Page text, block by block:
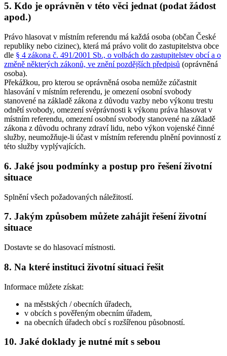
5. Kdo je oprávněn v této věci jednat (podat žádost
apod.)
Právo hlasovat v místním referendu má každá osoba (občan České
republiky nebo cizinec), která má právo volit do zastupitelstva obce
dle § 4 zákona č. 491/2001 Sb., o volbách do zastupitelstev obcí a o
změně některých zákonů, ve znění pozdějších předpisů (oprávněná
osoba).
Překážkou, pro kterou se oprávněná osoba nemůže zúčastnit
hlasování v místním referendu, je omezení osobní svobody
stanovené na základě zákona z důvodu vazby nebo výkonu trestu
odnětí svobody, omezení svéprávnosti k výkonu práva hlasovat v
místním referendu, omezení osobní svobody stanovené na základě
zákona z důvodu ochrany zdraví lidu, nebo výkon vojenské činné
služby, neumožňuje-li účast v místním referendu plnění povinností z
této služby vyplývajících.
6. Jaké jsou podmínky a postup pro řešení životní
situace
Splnění všech požadovaných náležitostí.
7. Jakým způsobem můžete zahájit řešení životní
situace
Dostavte se do hlasovací místnosti.
8. Na které instituci životní situaci řešit
Informace můžete získat:
na městských / obecních úřadech,
v obcích s pověřeným obecním úřadem,
na obecních úřadech obcí s rozšířenou působností.
10. Jaké doklady je nutné mít s sebou